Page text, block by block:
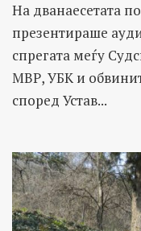
На дванаесетата
презентираше
спрегата меѓу
МВР, УБК и
според Устав...